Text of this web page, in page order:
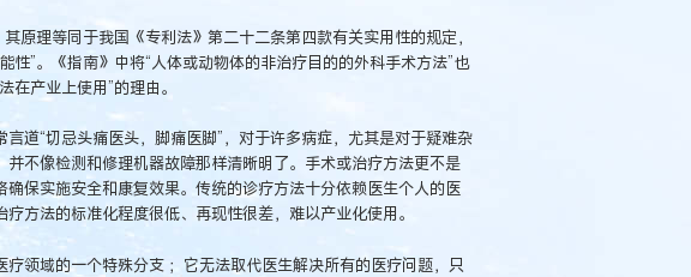
原理等同于我国《专利法》第二十二条第四款有关实用性的规定，
性”。《指南》中将“人体或动物体的非治疗目的的外科手术方法”也
在产业上使用”的理由。
道“切忌头痛医头，脚痛医脚”，对于许多病症，尤其是对于疑难杂
不像检测和修理机器故障那样清晰明了。手术或治疗方法更不是
保实施安全和康复效果。传统的诊疗方法十分依赖医生个人的医
方法的标准化程度很低、再现性很差，难以产业化使用。
领域的一个特殊分支 ；它无法取代医生解决所有的医疗问题，只